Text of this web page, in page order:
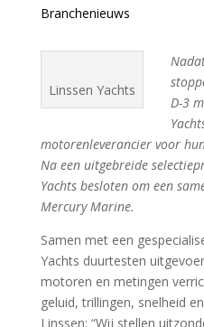
Branchenieuws
Linssen Yachts
D-3
motorenleverancier voor
Na een uitgebreide
Yachts besloten om een
Mercury Marine.
Samen met een
Yachts duurtesten
motoren en metingen
geluid, trillingen, snelheid
Linssen: “Wij stellen